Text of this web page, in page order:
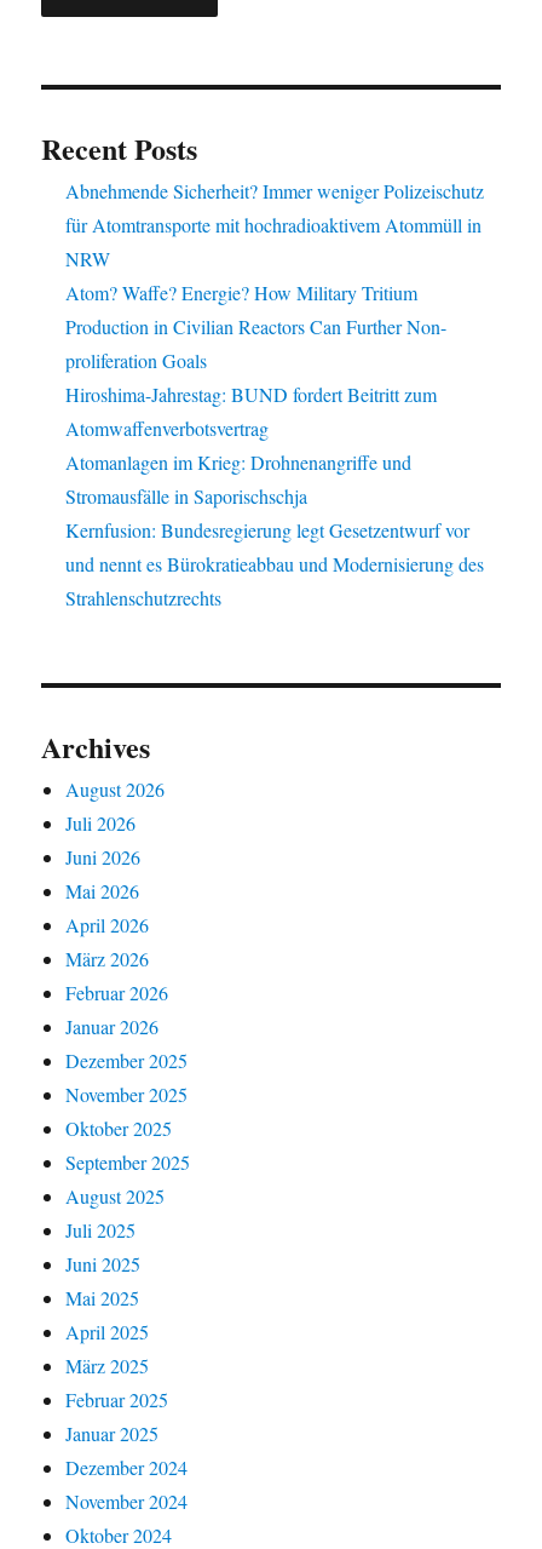
Recent Posts
Abnehmende Sicherheit? Immer weniger Polizeischutz
für Atomtransporte mit hochradioaktivem Atommüll in
NRW
Atom? Waffe? Energie? How Military Tritium
Production in Civilian Reactors Can Further Non-
proliferation Goals
Hiroshima-Jahrestag: BUND fordert Beitritt zum
Atomwaffenverbotsvertrag
Atomanlagen im Krieg: Drohnenangriffe und
Stromausfälle in Saporischschja
Kernfusion: Bundesregierung legt Gesetzentwurf vor
und nennt es Bürokratieabbau und Modernisierung des
Strahlenschutzrechts
Archives
August 2026
Juli 2026
Juni 2026
Mai 2026
April 2026
März 2026
Februar 2026
Januar 2026
Dezember 2025
November 2025
Oktober 2025
September 2025
August 2025
Juli 2025
Juni 2025
Mai 2025
April 2025
März 2025
Februar 2025
Januar 2025
Dezember 2024
November 2024
Oktober 2024